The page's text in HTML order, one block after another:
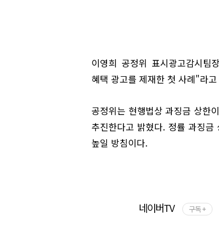
이영희 공정위 표시광고감시
혜택 광고를 제재한 첫 사례"라
공정위는 현행법상 과징금 상한
추진한다고 밝혔다. 정률 과징
높일 방침이다.
네이버TV 구독 +